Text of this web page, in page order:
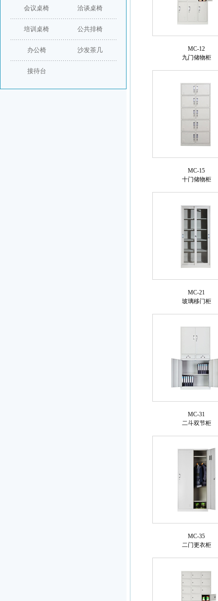
会议桌椅 洽谈桌椅
培训桌椅 公共排椅
办公椅 沙发茶几
接待台
MC-12
九门储物柜
MC-15
十门储物柜
MC-21
玻璃移门柜
MC-31
二斗双节柜
MC-35
二门更衣柜